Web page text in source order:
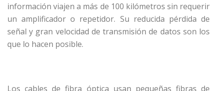
información viajen a más de 100 kilómetros sin requerir
un amplificador o repetidor. Su reducida pérdida de
señal y gran velocidad de transmisión de datos son los
que lo hacen posible.
Los cables de fibra óptica usan pequeñas fibras de